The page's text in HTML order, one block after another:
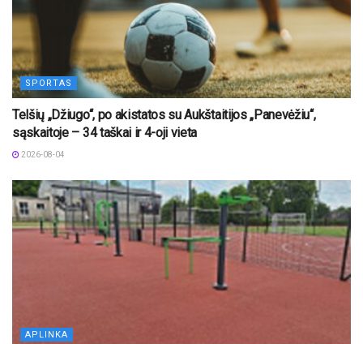
SPORTAS
Telšių „Džiugo“, po akistatos su Aukštaitijos „Panevėžiu“,
sąskaitoje – 34 taškai ir 4-oji vieta
2026-08-04
APLINKA